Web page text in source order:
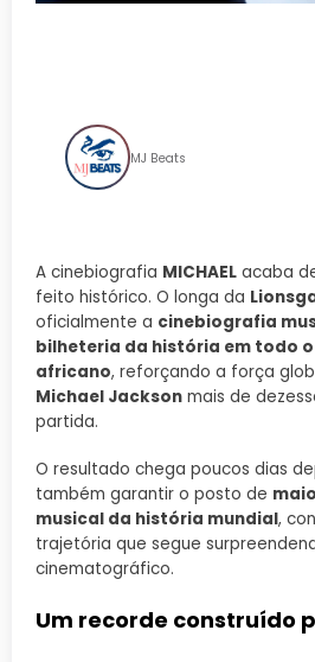
MJ Beats
A cinebiografia MICHAEL acaba
feito histórico. O longa da
oficialmente a cinebiografia
bilheteria da história em todo
africano, reforçando a força
Michael Jackson mais de
partida.
O resultado chega poucos dias
também garantir o posto de
musical da história mundial,
trajetória que segue
cinematográfico.
Um recorde construído